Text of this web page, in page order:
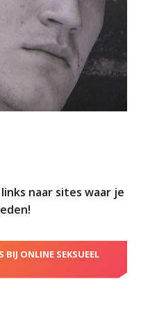
naar sites waar je
ONLINE SEKSUEEL